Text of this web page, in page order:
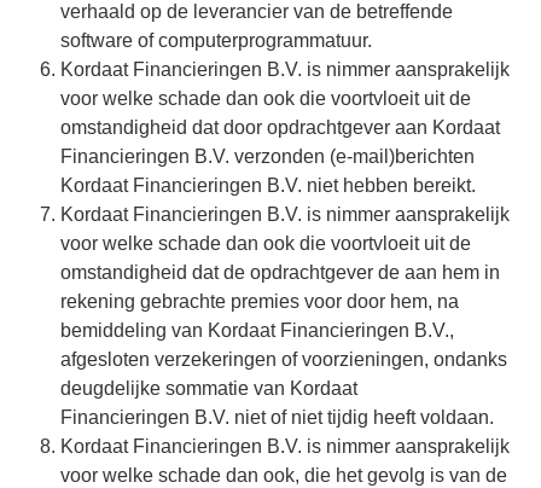
verhaald op de leverancier van de betreffende
software of computerprogrammatuur.
Kordaat Financieringen B.V. is nimmer aansprakelijk
voor welke schade dan ook die voortvloeit uit de
omstandigheid dat door opdrachtgever aan Kordaat
Financieringen B.V. verzonden (e-mail)berichten
Kordaat Financieringen B.V. niet hebben bereikt.
Kordaat Financieringen B.V. is nimmer aansprakelijk
voor welke schade dan ook die voortvloeit uit de
omstandigheid dat de opdrachtgever de aan hem in
rekening gebrachte premies voor door hem, na
bemiddeling van Kordaat Financieringen B.V.,
afgesloten verzekeringen of voorzieningen, ondanks
deugdelijke sommatie van Kordaat
Financieringen B.V. niet of niet tijdig heeft voldaan.
Kordaat Financieringen B.V. is nimmer aansprakelijk
voor welke schade dan ook, die het gevolg is van de